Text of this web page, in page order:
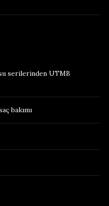
serilerinden UTMB
bakımı